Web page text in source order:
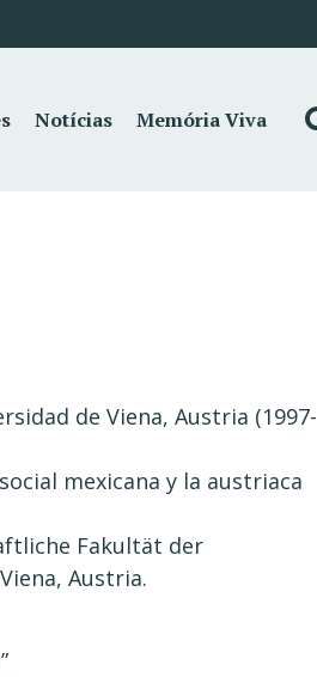
Notícias Memória Viva
de Viena, Austria (1997-
mexicana y la austriaca
Fakultät der
Austria.